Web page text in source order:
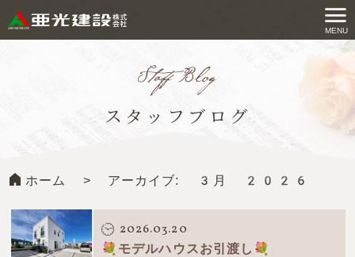
ン
ッ
す
る
亜光建設株式会社
MENU
スタッフブログ
ホーム > アーカイブ: 3月 2026
2026.03.20
💐モデルハウスお引渡し💐